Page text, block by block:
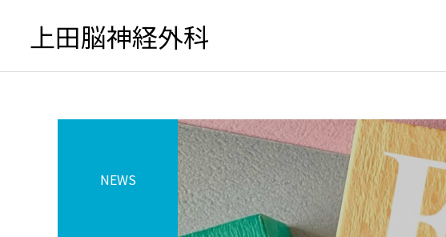
上田脳神経外科
初診の方へ
NEWS